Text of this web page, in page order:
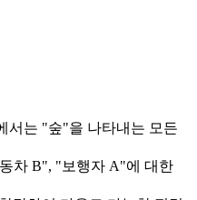
서는 "숲"을 나타내는 모든
차 B", "보행자 A"에 대한